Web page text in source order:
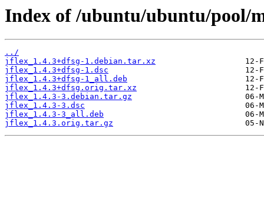
Index of /ubuntu/ubuntu/pool/
../
jflex_1.4.3+dfsg-1.debian.tar.xz
jflex_1.4.3+dfsg-1.dsc
jflex_1.4.3+dfsg-1_all.deb
jflex_1.4.3+dfsg.orig.tar.xz
jflex_1.4.3-3.debian.tar.gz
jflex_1.4.3-3.dsc
jflex_1.4.3-3_all.deb
jflex_1.4.3.orig.tar.gz